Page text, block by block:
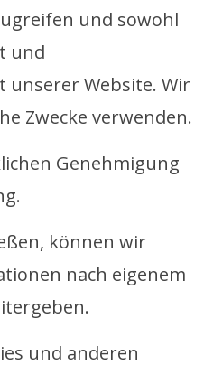
und sowohl
und
Website. Wir
Zwecke verwenden.
Genehmigung
können wir
nach eigenem
und anderen